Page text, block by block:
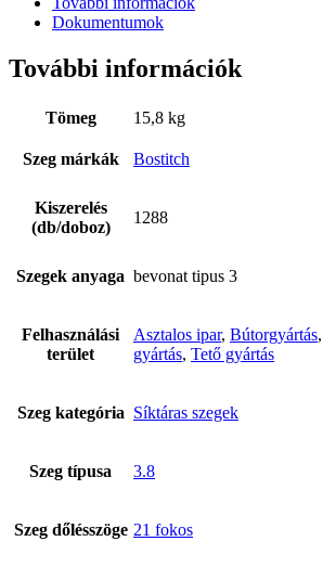
Szerviz
Dokumentumok
További információk
Tömeg 15,8 kg
Szeg márkák Bostitch
Kiszerelés
(db/doboz)
1288
Szegek anyaga bevonat tipus 3
Felhasználási
terület
Asztalos ipar, Bútorgyártás,
gyártás, Tető gyártás
Szeg kategória Síktáras szegek
Szeg típusa 3.8
Szeg dőlésszöge 21 fokos